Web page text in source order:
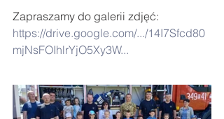
Zapraszamy do galerii zdjęć:
https://drive.google.com/.../14I7Sfcd80
mjNsFOIhlrYjO5Xy3W...